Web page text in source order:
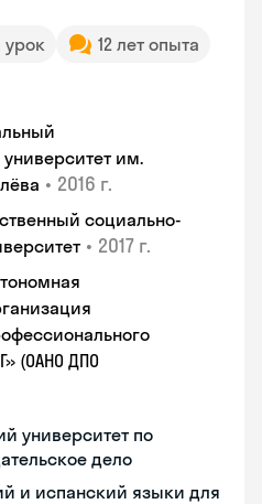
урок
12 лет опыта
им.
• 2016 г.
социально-
• 2017 г.
(ОАНО ДПО
университет по
дело
и испанский языки для